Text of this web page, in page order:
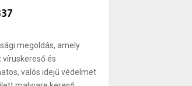
megoldás, amely
és
valós idejű védelmet